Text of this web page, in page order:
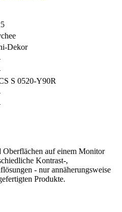
Dekor
S 0520-Y90R
auf einem Monitor
Kontrast-,
- nur annäherungsweise
Produkte.